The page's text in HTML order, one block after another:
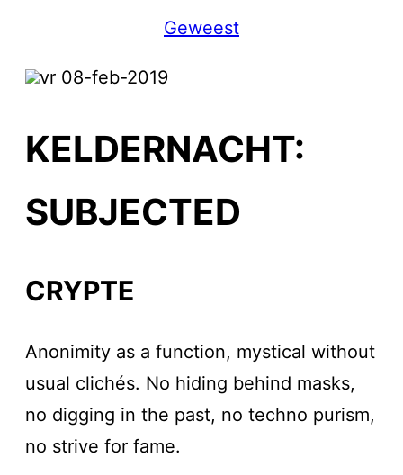
Geweest
vr 08-feb-2019
KELDERNACHT:
SUBJECTED
CRYPTE
Anonimity as a function, mystical without
usual clichés. No hiding behind masks,
no digging in the past, no techno purism,
no strive for fame.